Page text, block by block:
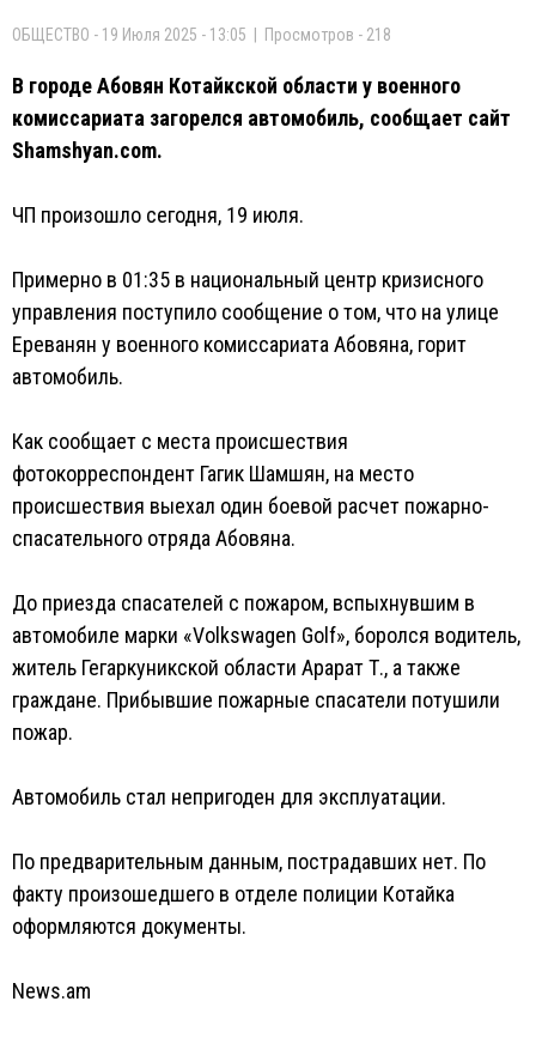
ОБЩЕСТВО - 19 Июля 2025 - 13:05 | Просмотров - 218
В городе Абовян Котайкской области у военного
комиссариата загорелся автомобиль, сообщает сайт
Shamshyan.com.
ЧП произошло сегодня, 19 июля.
Примерно в 01:35 в национальный центр кризисного
управления поступило сообщение о том, что на улице
Ереванян у военного комиссариата Абовяна, горит
автомобиль.
Как сообщает с места происшествия
фотокорреспондент Гагик Шамшян, на место
происшествия выехал один боевой расчет пожарно-
спасательного отряда Абовяна.
До приезда спасателей с пожаром, вспыхнувшим в
автомобиле марки «Volkswagen Golf», боролся водитель,
житель Гегаркуникской области Арарат Т., а также
граждане. Прибывшие пожарные спасатели потушили
пожар.
Автомобиль стал непригоден для эксплуатации.
По предварительным данным, пострадавших нет. По
факту произошедшего в отделе полиции Котайка
оформляются документы.
News.am